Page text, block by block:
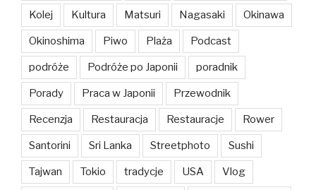
Kolej Kultura Matsuri Nagasaki Okinawa
Okinoshima Piwo Plaża Podcast
podróże Podróże po Japonii poradnik
Porady Praca w Japonii Przewodnik
Recenzja Restauracja Restauracje Rower
Santorini Sri Lanka Streetphoto Sushi
Tajwan Tokio tradycje USA Vlog